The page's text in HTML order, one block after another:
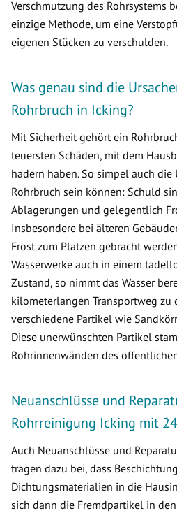
Verschmutzung des Rohrsystems
einzige Methode, um eine
eigenen Stücken zu verschulden.
Was genau sind die
Rohrbruch in Icking?
Mit Sicherheit gehört ein
teuersten Schäden, mit dem
hadern haben. So simpel auch die
Rohrbruch sein können: Schuld
Ablagerungen und gelegentlich
Insbesondere bei älteren
Frost zum Platzen gebracht
Wasserwerke auch in einem
Zustand, so nimmt das Wasser
kilometerlangen Transportweg zu
verschiedene Partikel wie
Diese unerwünschten Partikel
Rohrinnenwänden des
Neuanschlüsse und
Rohrreinigung Icking mit
Auch Neuanschlüsse und
tragen dazu bei, dass
Dichtungsmaterialien in die
sich dann die Fremdpartikel in